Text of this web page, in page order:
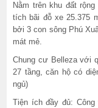
Nằm trên khu đất
tích bãi đỗ xe 25.375
bởi 3 con sông Phú
mát mẻ.
Chung cư Belleza với
27 tầng, căn hộ có
ngủ)
Tiện ích đầy đủ: